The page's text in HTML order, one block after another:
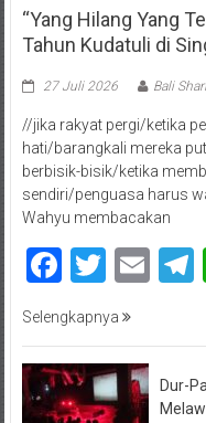
“Yang Hilang Yang
Tahun Kudatuli di
27 Juli 2026 Bali
//jika rakyat pergi/ketika
hati/barangkali mereka
berbisik-bisik/ketika
sendiri/penguasa harus
Wahyu membacakan
Selengkapnya
Dur-